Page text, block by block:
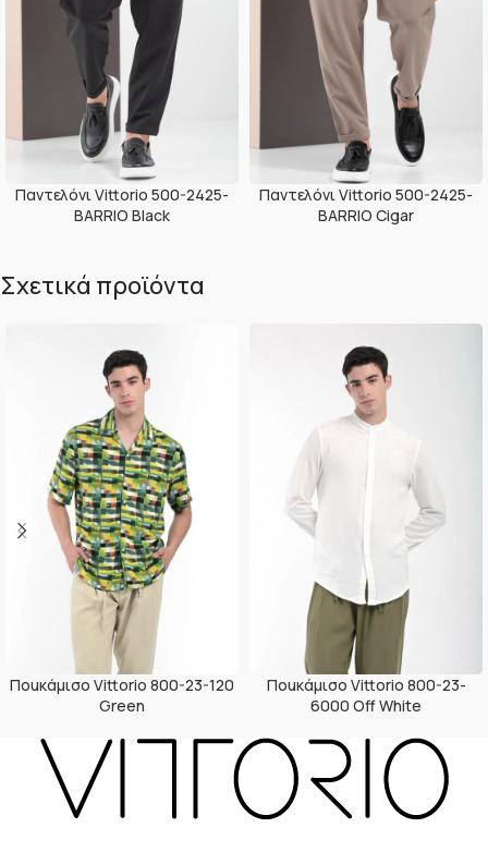
Παντελόνι Vittorio 500-2425-
BARRIO Black
Παντελόνι Vittorio 500-2425-
BARRIO Cigar
Σχετικά προϊόντα
Ποuκάμισο Vittorio 800-23-120
Green
Ποuκάμισο Vittorio 800-23-
6000 Off White